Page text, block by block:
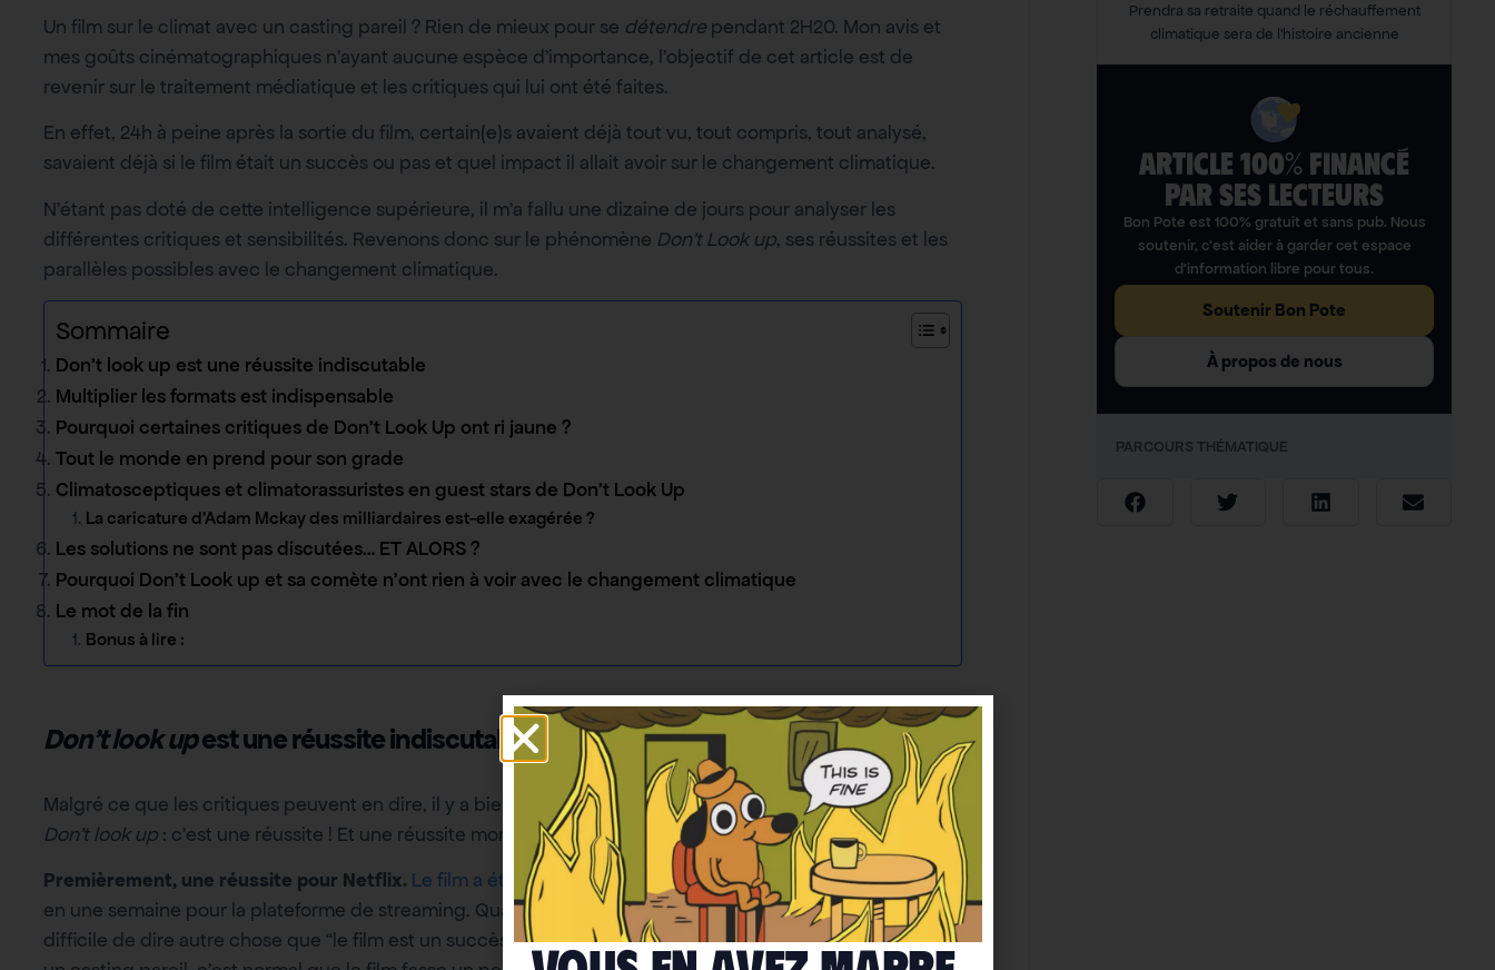
Un film sur le climat avec un casting pareil ? Rien de mieux pour se détendre pendant 2H20. Mon avis et
mes goûts cinématographiques n’ayant aucune espèce d’importance, l’objectif de cet article est de
revenir sur le traitement médiatique et les critiques qui lui ont été faites.
En effet, 24h à peine après la sortie du film, certain(e)s avaient déjà tout vu, tout compris, tout analysé,
savaient déjà si le film était un succès ou pas et quel impact il allait avoir sur le changement climatique.
N’étant pas doté de cette intelligence supérieure, il m’a fallu une dizaine de jours pour analyser les
différentes critiques et sensibilités. Revenons donc sur le phénomène Don’t Look up, ses réussites et les
parallèles possibles avec le changement climatique.
Sommaire
Don’t look up est une réussite indiscutable
Multiplier les formats est indispensable
Pourquoi certaines critiques de Don’t Look Up ont ri jaune ?
Tout le monde en prend pour son grade
Climatosceptiques et climatorassuristes en guest stars de Don’t Look Up
La caricature d’Adam Mckay des milliardaires est-elle exagérée ?
Les solutions ne sont pas discutées… ET ALORS ?
Pourquoi Don’t Look up et sa comète n’ont rien à voir avec le changement climatique
Le mot de la fin
Bonus à lire :
Don’t look upest une réussite indiscutable
Malgré ce que les critiques peuvent en dire, il y a bien quelque chose d’incontestable concernant le film
Don’t look up : c’est une réussite ! Et une réussite mondiale !
Premièrement, une réussite pour Netflix. Le film a été streamé 152 millions d’heures , un record historique
en une semaine pour la plateforme de streaming. Quand vous êtes en tête des visionnages dans 94 pays,
difficile de dire autre chose que “le film est un succès”. Est-ce que c’est surprenant ? Pas vraiment. Avec
Prendra sa retraite quand le réchauffement
climatique sera de l’histoire ancienne
ARTICLE 100% FINANCÉ
PAR SES LECTEURS​
Bon Pote est 100% gratuit et sans pub. Nous
soutenir, c’est aider à garder cet espace
d’information libre pour tous.
Soutenir Bon Pote
À propos de nous
PARCOURS THÉMATIQUE